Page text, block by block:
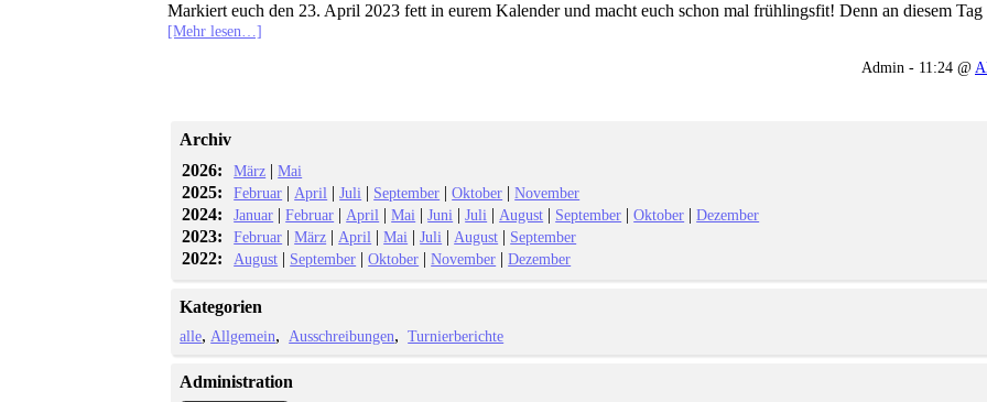
Markiert euch den 23. April 2023 fett in eurem Kalender und macht euch schon mal frühlingsfit! Denn an diesem Tag
[Mehr lesen…]
Admin - 11:24 @
Archiv
2026:
März |Mai
2025: Februar | April |Juli | September |Oktober |November
2024: Januar |Februar | April |Mai |Juni |Juli | August | September |Oktober |Dezember
2023: Februar |März | April |Mai |Juli | August | September
2022: August | September |Oktober |November |Dezember
Kategorien
alle Allgemein Ausschreibungen Turnierberichte
Administration